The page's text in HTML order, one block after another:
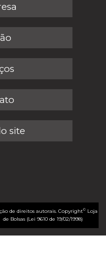
site
de direitos autorais. Copyright©Loja
de Bolsas (Lei 9610 de 19/02/1998)